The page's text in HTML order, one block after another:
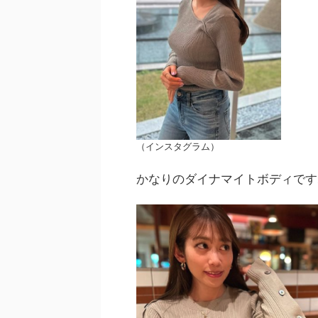
（インスタグラム）
かなりのダイナマイトボディで